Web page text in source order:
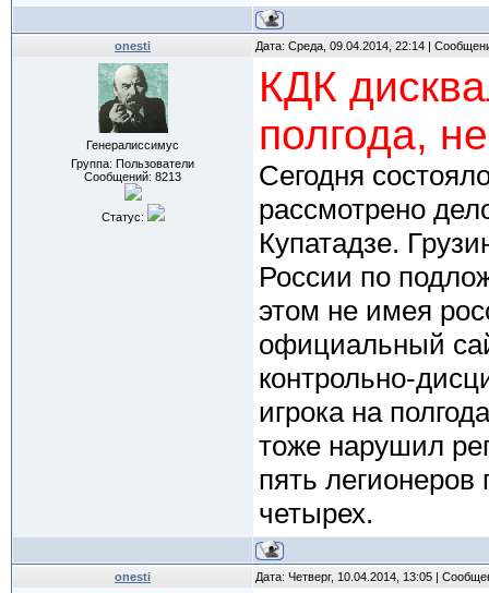
onesti Дата: Среда, 09.04.2014, 22:14 |
Генералиссимус
Группа: Пользователи
Сообщений: 8213
Статус:
КДК
полгода,
Сегодня
рассмотрено
Купатадзе.
России по
этом не имея
официальный
контрольно-
игрока на
тоже нарушил
пять
четырех.
onesti Дата: Четверг, 10.04.2014, 13:05 |